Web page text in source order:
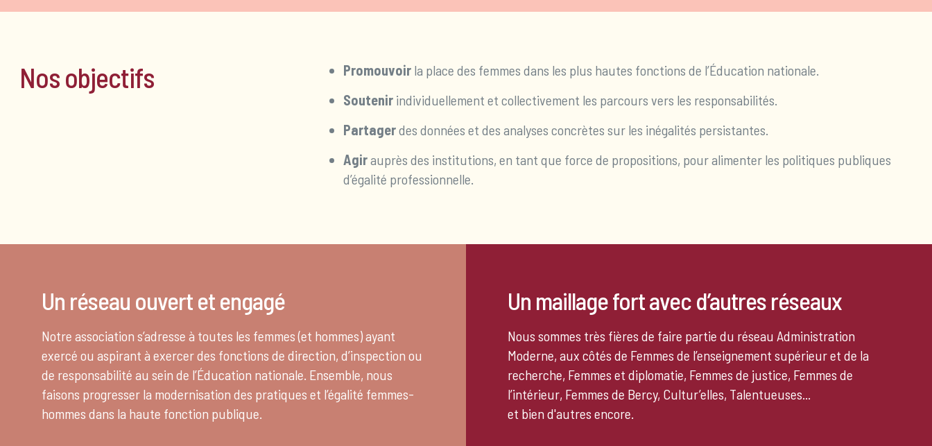
Nos objectifs Promouvoir la place des femmes dans les plus hautes fonctions de l’Éducation nationale.
Soutenir individuellement et collectivement les parcours vers les responsabilités.
Partagerdes données et des analyses concrètes sur les inégalités persistantes.
Agirauprès des institutions, en tant que force de propositions, pour alimenter les politiques publiques
d’égalité professionnelle.
Un réseau ouvert et engagé
Notre association s’adresse à toutes les femmes (et hommes) ayant
exercé ou aspirant à exercer des fonctions de direction, d’inspection ou
de responsabilité au sein de l’Éducation nationale. Ensemble, nous
faisons progresser la modernisation des pratiques et l’égalité femmes-
hommes dans la haute fonction publique.
Un maillage fort avec d’autres réseaux
Nous sommes très fières de faire partie du réseau Administration
Moderne, aux côtés de Femmes de l’enseignement supérieur et de la
recherche, Femmes et diplomatie, Femmes de justice, Femmes de
l’intérieur, Femmes de Bercy, Cultur’elles, Talentueuses...
et bien d'autres encore.